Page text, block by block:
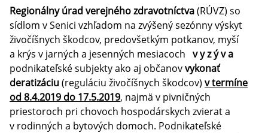
Regionálny úrad verejného zdravotníctva(RÚVZ) so
sídlom v Senici vzhľadom na zvýšený sezónny výskyt
živočíšnych škodcov, predovšetkým potkanov, myší
a krýs v jarných a jesenných mesiacoch v y z ý v a
podnikateľské subjekty ako aj občanovvykonať
deratizáciu(reguláciu živočíšnych škodcov) v termíne
od 8.4.2019 do 17.5.2019, najmä v pivničných
priestoroch pri chovoch hospodárskych zvierat a
v rodinných a bytových domoch. Podnikateľské